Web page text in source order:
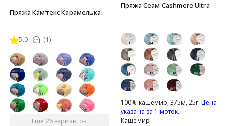
Пряжа Камтекс Карамелька
5.0 (1)
Ещё 26 вариантов
Пряжа Сеам Cashmere Ultra
100% кашемир, 375м, 25г. Цена
указана за 1 моток.
Кашемир